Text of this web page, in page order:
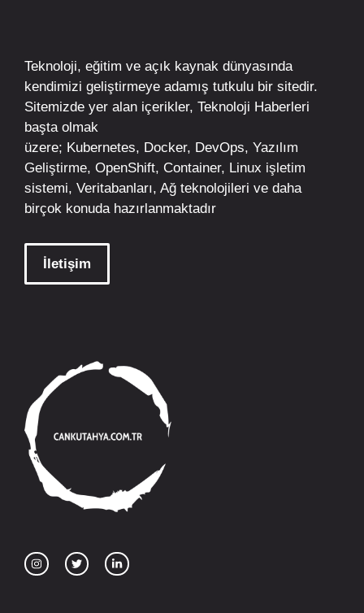
Teknoloji, eğitim ve açık kaynak dünyasında
kendimizi geliştirmeye adamış tutkulu bir sitedir.
Sitemizde yer alan içerikler, Teknoloji Haberleri
başta olmak
üzere; Kubernetes, Docker, DevOps, Yazılım
Geliştirme, OpenShift, Container, Linux işletim
sistemi, Veritabanları, Ağ teknolojileri ve daha
birçok konuda hazırlanmaktadır
İletişim